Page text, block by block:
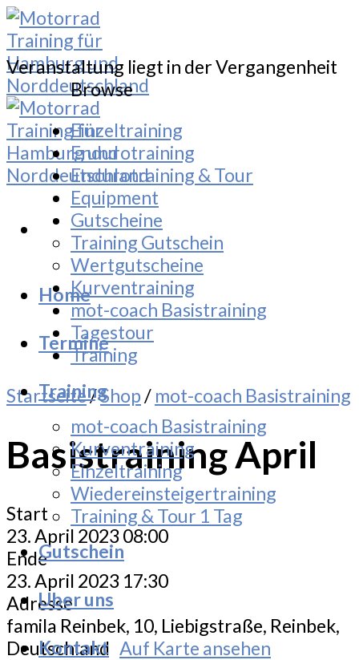
Skip
to
content
Home
Termine
Training
mot-coach Basistraining
Kurventraining
Einzeltraining
Wiedereinsteigertraining
Training & Tour 1 Tag
Gutschein
Uber uns
Kontakt
Veranstaltung liegt in der Vergangenheit
Startseite/Shop/ mot-coach Basistraining
Basistraining April
Start
23. April 2023 08:00
Ende
23. April 2023 17:30
Adresse
famila Reinbek, 10, Liebigstraße, Reinbek,
Deutschland Auf Karte ansehen
Browse
Einzeltraining
Endurotraining
Endurotraining & Tour
Equipment
Gutscheine
Training Gutschein
Wertgutscheine
Kurventraining
mot-coach Basistraining
Tagestour
Training